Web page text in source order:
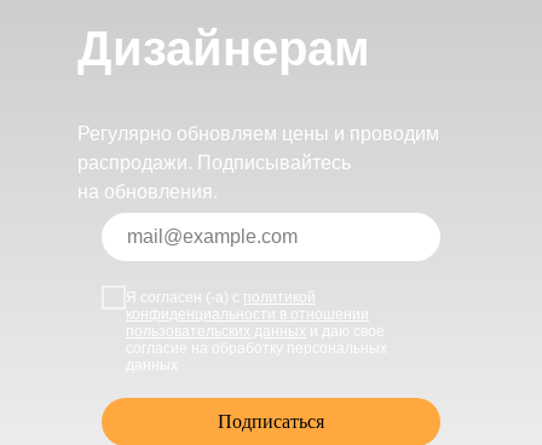
Дизайнерам
Регулярно обновляем цены и проводим
распродажи. Подписывайтесь
на обновления.
Я согласен (-а) с политикой
конфиденциальности в отношении
пользовательских данных и даю свое
согласие на обработку персональных
данных
Подписаться